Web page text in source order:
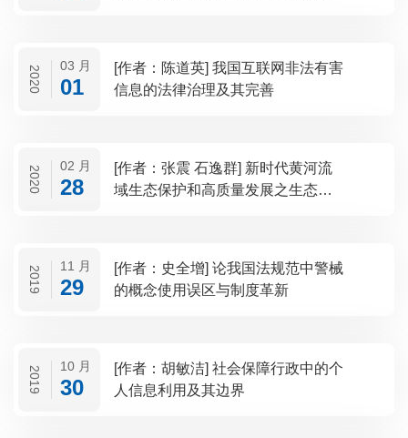
2020 03 月
01
[作者：陈道英] 我国互联网非法有害
信息的法律治理及其完善
2020 02 月
28
[作者：张震 石逸群] 新时代黄河流
域生态保护和高质量发展之生态法
2019 11 月
29
[作者：史全增] 论我国法规范中警械
的概念使用误区与制度革新
2019 10 月
30
[作者：胡敏洁] 社会保障行政中的个
人信息利用及其边界